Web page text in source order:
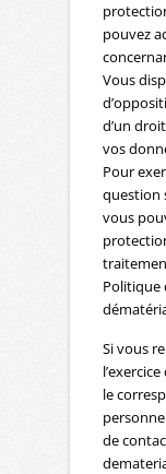
pouvez
Vous
d’un
vos
Pour
question
vous
Politique
Si vous
le
de